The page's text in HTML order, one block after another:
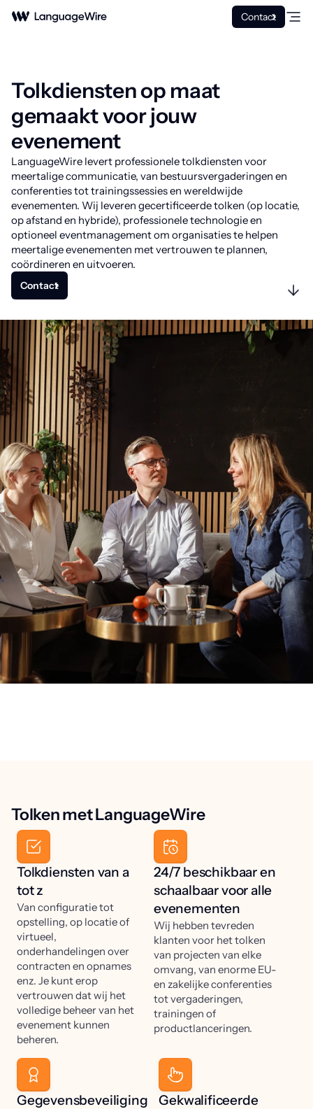
Contact
Tolkdiensten op maat
gemaakt voor jouw
evenement
LanguageWire levert professionele tolkdiensten voor
meertalige communicatie, van bestuursvergaderingen en
conferenties tot trainingssessies en wereldwijde
evenementen. Wij leveren gecertificeerde tolken (op locatie,
op afstand en hybride), professionele technologie en
optioneel eventmanagement om organisaties te helpen
meertalige evenementen met vertrouwen te plannen,
coördineren en uitvoeren.
Contact
Tolken met LanguageWire
Tolkdiensten van a
tot z
Van configuratie tot
opstelling, op locatie of
virtueel,
onderhandelingen over
contracten en opnames
enz. Je kunt erop
vertrouwen dat wij het
volledige beheer van het
evenement kunnen
beheren.
24/7 beschikbaar en
schaalbaar voor alle
evenementen
Wij hebben tevreden
klanten voor het tolken
van projecten van elke
omvang, van enorme EU-
en zakelijke conferenties
tot vergaderingen,
trainingen of
productlanceringen.
Gegevensbeveiliging
Gekwalificeerde